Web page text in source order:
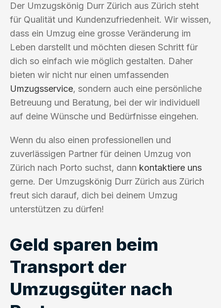
Der Umzugskönig Durr Zürich aus Zürich steht
für Qualität und Kundenzufriedenheit. Wir wissen,
dass ein Umzug eine grosse Veränderung im
Leben darstellt und möchten diesen Schritt für
dich so einfach wie möglich gestalten. Daher
bieten wir nicht nur einen umfassenden
Umzugsservice, sondern auch eine persönliche
Betreuung und Beratung, bei der wir individuell
auf deine Wünsche und Bedürfnisse eingehen.
Wenn du also einen professionellen und
zuverlässigen Partner für deinen Umzug von
Zürich nach Porto suchst, dann kontaktiere uns
gerne. Der Umzugskönig Durr Zürich aus Zürich
freut sich darauf, dich bei deinem Umzug
unterstützen zu dürfen!
Geld sparen beim
Transport der
Umzugsgüter nach